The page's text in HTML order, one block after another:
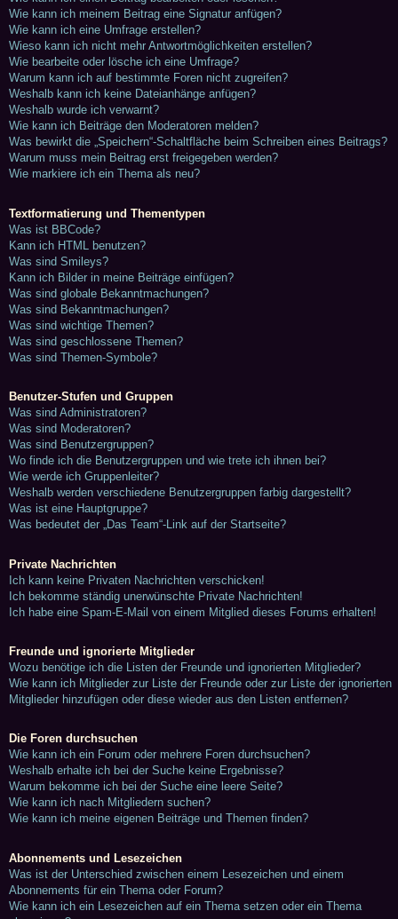
Wie kann ich meinem Beitrag eine Signatur anfügen?
Wie kann ich eine Umfrage erstellen?
Wieso kann ich nicht mehr Antwortmöglichkeiten erstellen?
Wie bearbeite oder lösche ich eine Umfrage?
Warum kann ich auf bestimmte Foren nicht zugreifen?
Weshalb kann ich keine Dateianhänge anfügen?
Weshalb wurde ich verwarnt?
Wie kann ich Beiträge den Moderatoren melden?
Was bewirkt die „Speichern“-Schaltfläche beim Schreiben eines Beitrags?
Warum muss mein Beitrag erst freigegeben werden?
Wie markiere ich ein Thema als neu?
Textformatierung und Thementypen
Was ist BBCode?
Kann ich HTML benutzen?
Was sind Smileys?
Kann ich Bilder in meine Beiträge einfügen?
Was sind globale Bekanntmachungen?
Was sind Bekanntmachungen?
Was sind wichtige Themen?
Was sind geschlossene Themen?
Was sind Themen-Symbole?
Benutzer-Stufen und Gruppen
Was sind Administratoren?
Was sind Moderatoren?
Was sind Benutzergruppen?
Wo finde ich die Benutzergruppen und wie trete ich ihnen bei?
Wie werde ich Gruppenleiter?
Weshalb werden verschiedene Benutzergruppen farbig dargestellt?
Was ist eine Hauptgruppe?
Was bedeutet der „Das Team“-Link auf der Startseite?
Private Nachrichten
Ich kann keine Privaten Nachrichten verschicken!
Ich bekomme ständig unerwünschte Private Nachrichten!
Ich habe eine Spam-E-Mail von einem Mitglied dieses Forums erhalten!
Freunde und ignorierte Mitglieder
Wozu benötige ich die Listen der Freunde und ignorierten Mitglieder?
Wie kann ich Mitglieder zur Liste der Freunde oder zur Liste der ignorierten
Mitglieder hinzufügen oder diese wieder aus den Listen entfernen?
Die Foren durchsuchen
Wie kann ich ein Forum oder mehrere Foren durchsuchen?
Weshalb erhalte ich bei der Suche keine Ergebnisse?
Warum bekomme ich bei der Suche eine leere Seite?
Wie kann ich nach Mitgliedern suchen?
Wie kann ich meine eigenen Beiträge und Themen finden?
Abonnements und Lesezeichen
Was ist der Unterschied zwischen einem Lesezeichen und einem
Abonnements für ein Thema oder Forum?
Wie kann ich ein Lesezeichen auf ein Thema setzen oder ein Thema